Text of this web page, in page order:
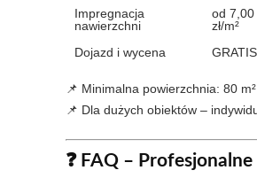
Impregnacja
nawierzchni
od 7,00
zł/m²
Dojazd i wycena
GRATIS
📌 Minimalna powierzchnia: 80 m²
📌 Dla dużych obiektów –
❓ FAQ – Profesjonalne